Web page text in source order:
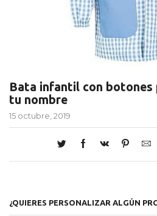
Bata infantil con botones
tu nombre
15 octubre, 2019
¿QUIERES PERSONALIZAR ALGÚN